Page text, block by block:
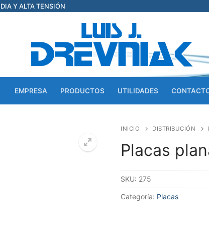
Y ALTA TENSIÓN
EMPRESA PRODUCTOS UTILIDADES
INICIO DISTRIBUCIÓN
Placas
SKU: 275
Categoría: Placas